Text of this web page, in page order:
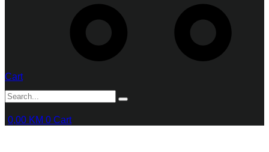
Cart
0,00 KM 0 Cart